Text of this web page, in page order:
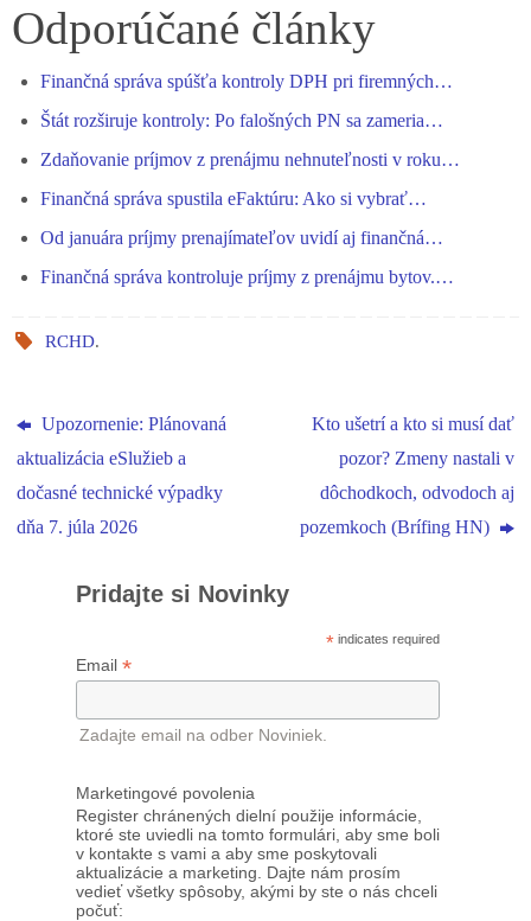
bo
ok
se
er
ts
pp
gr
m
ed
re
Odporúčané články
Finančná správa spúšťa kontroly DPH pri firemných…
Štát rozširuje kontroly: Po falošných PN sa zameria…
Zdaňovanie príjmov z prenájmu nehnuteľnosti v roku…
Finančná správa spustila eFaktúru: Ako si vybrať…
Od januára príjmy prenajímateľov uvidí aj finančná…
Finančná správa kontroluje príjmy z prenájmu bytov.…
RCHD.
Upozornenie: Plánovaná
aktualizácia eSlužieb a
dočasné technické výpadky
dňa 7. júla 2026
Kto ušetrí a kto si musí dať
pozor? Zmeny nastali v
dôchodkoch, odvodoch aj
pozemkoch (Brífing HN)
Pridajte si Novinky
* indicates required
Email *
Zadajte email na odber Noviniek.
Marketingové povolenia
Register chránených dielní použije informácie,
ktoré ste uviedli na tomto formulári, aby sme boli
v kontakte s vami a aby sme poskytovali
aktualizácie a marketing. Dajte nám prosím
vedieť všetky spôsoby, akými by ste o nás chceli
počuť: